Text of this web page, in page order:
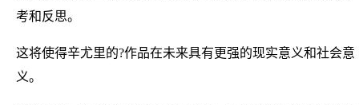
考和反思。
这将使得辛尤里的?作品在未来具有更强的现实意义和社会意
义。